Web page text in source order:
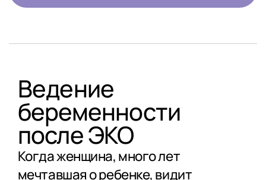
Ведение
беременности
после ЭКО
Когда женщина, много лет
мечтавшая о ребенке, видит